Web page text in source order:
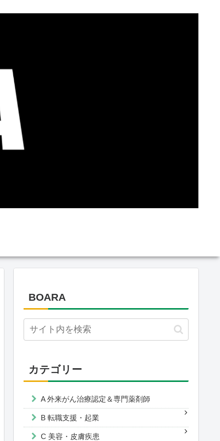
BOARA
カテゴリー
A 外来がん治療認定＆専門薬剤師
B 転職支援・起業
C 美容・皮膚疾患